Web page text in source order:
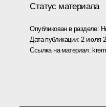
Статус материала
Опубликован в разделе:
Дата публикации: 2 июля
Ссылка на материал: